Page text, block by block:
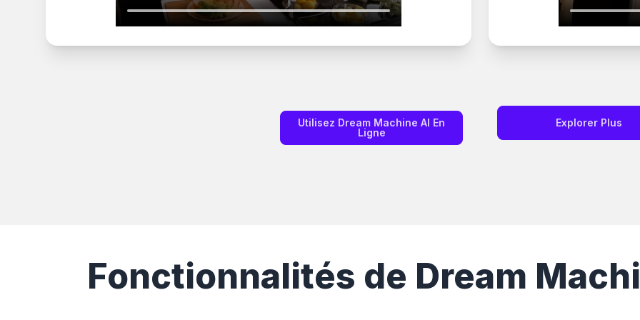
Utilisez Dream Machine AI En
Ligne
Explorer Plus
Fonctionnalités de Dream